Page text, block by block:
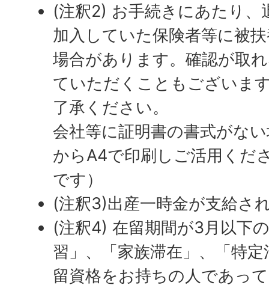
(注釈2) お手続きにあたり、
加入していた保険者等に被
場合があります。確認が取
ていただくこともございま
了承ください。
会社等に証明書の書式がな
からA4で印刷しご活用くだ
です）
(注釈3)出産一時金が支給さ
(注釈4) 在留期間が3月以下
習」、「家族滞在」、「特
留資格をお持ちの人であっ